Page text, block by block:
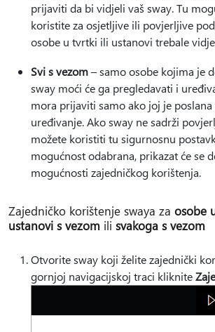
prijaviti da bi vidjeli vaš sway. Tu
koristite za osjetljive ili povjerljive
osobe u tvrtki ili ustanovi trebale
Svi s vezom– samo osobe kojima je
sway moći će ga pregledavati i
mora prijaviti samo ako joj je poslana
uređivanje. Ako sway ne sadrži
možete koristiti tu sigurnosnu
mogućnost odabrana, prikazat će se
mogućnosti zajedničkog korištenja.
Zajedničko korištenje swaya za osobe
ustanovi s vezom ili svakoga s vezom
Otvorite sway koji želite zajednički
gornjoj navigacijskoj traci kliknite